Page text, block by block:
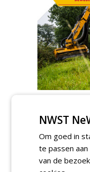
Gemeente
maaibestek
Verhart Groen
vrijdag 7 augustus
Gemeente
NWST
Om goed in
te passen
van de